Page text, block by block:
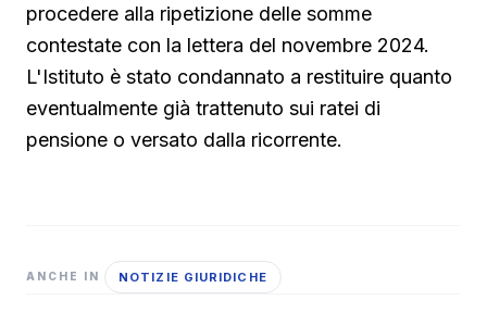
procedere alla ripetizione delle somme
contestate con la lettera del novembre 2024.
L'Istituto è stato condannato a restituire quanto
eventualmente già trattenuto sui ratei di
pensione o versato dalla ricorrente.
ANCHE IN NOTIZIE GIURIDICHE